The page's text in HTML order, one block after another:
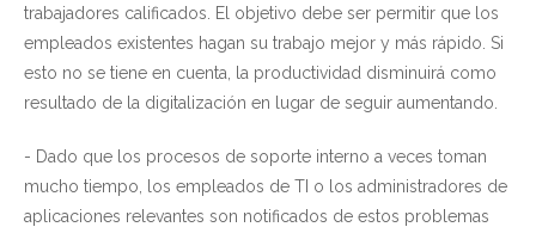
trabajadores calificados. El objetivo debe ser permitir que los
empleados existentes hagan su trabajo mejor y más rápido. Si
esto no se tiene en cuenta, la productividad disminuirá como
resultado de la digitalización en lugar de seguir aumentando.
- Dado que los procesos de soporte interno a veces toman
mucho tiempo, los empleados de TI o los administradores de
aplicaciones relevantes son notificados de estos problemas